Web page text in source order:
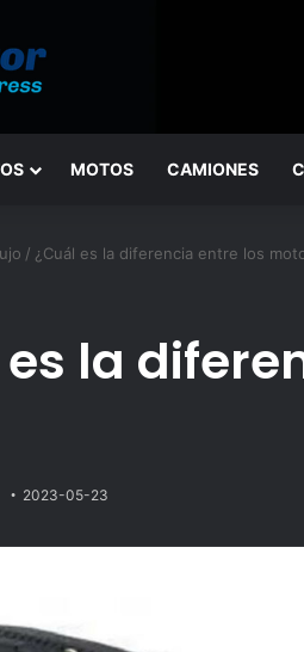
MOTOS CAMIONES
/ ¿Cuál es la diferencia entre los
la
Send2023-05-23